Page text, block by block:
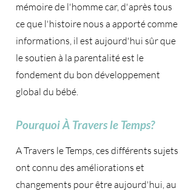
mémoire de l'homme car, d'après tous
ce que l'histoire nous a apporté comme
informations, il est aujourd'hui sûr que
le soutien à la parentalité est le
fondement du bon développement
global du bébé.
Pourquoi À Travers le Temps?
A Travers le Temps, ces différents sujets
ont connu des améliorations et
changements pour être aujourd'hui, au